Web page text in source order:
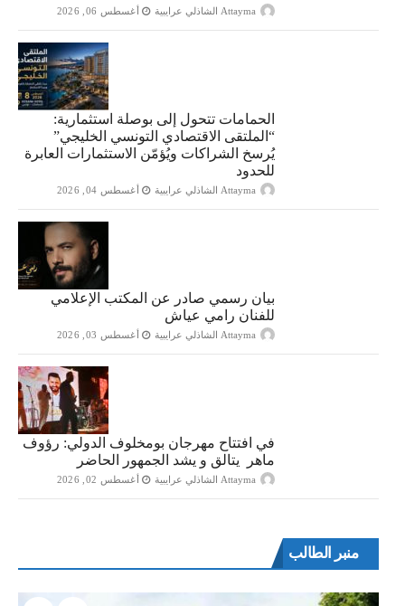
Attayma الشاذلي عرايبية أغسطس 06, 2026
الحمامات تتحول إلى بوصلة استثمارية:
“الملتقى الاقتصادي التونسي الخليجي”
يُرسخ الشراكات ويُؤمّن الاستثمارات العابرة
للحدود
Attayma الشاذلي عرايبية أغسطس 04, 2026
بيان رسمي صادر عن المكتب الإعلامي
للفنان رامي عياش
Attayma الشاذلي عرايبية أغسطس 03, 2026
في افتتاح مهرجان بومخلوف الدولي: رؤوف
ماهر يتالق و يشد الجمهور الحاضر
Attayma الشاذلي عرايبية أغسطس 02, 2026
منبر الطالب